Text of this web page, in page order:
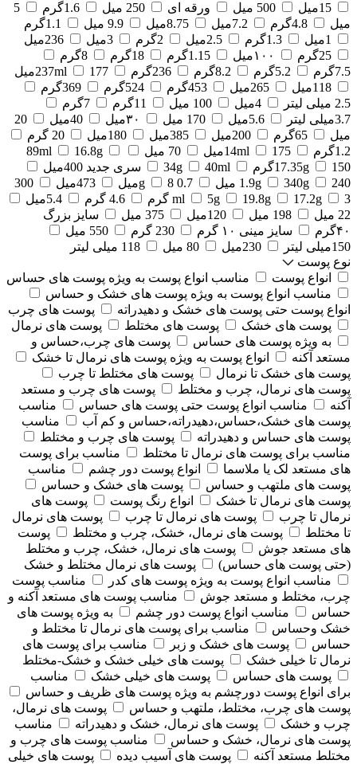
15میل
500 میل ورقه ای 250 میل 1.6گرم
5
میل
4.8گرم 7.2میل 8.75میل 9.9 میل
1.1گرم
1میل
1.3گرم 2.5میل 2گرم 3میل
236میل
25گرم
۱۰۰میل 1.15گرم 18گرم
8گرم
7.5گرم
5.2گرم 8.2گرم 236گرم 237ml
177میل
118میل
265میل 453گرم 524گرم
369گرم
2.5 میلی لیتر
4میل 100 میل 11گرم
7گرم
3.7میلی لیتر
5.6میل 170 میل ۳۰میل 40میل
20
میل
65گرم 200میل 385میل 180میل
20 گرم
1.2گرم
14ml 175میل 70 میل 89ml
16.8g
17.35g
150گرم 34g 40ml
سری جدید 400میل
1.9g
340g 240 میل 0.7 g 8میل 473میل
300
ml
5g 19.8g 17.2g 3 گرم 4.6 گرم
5.4میل
22 میل
198 میل 120میل 375 میل
سایز بزرگ
۴۰گرم
سایز مینی ۱۰ گرم 230 گرم
550 میل
150میلی لیتر
230میل 80 میل
118 میلی لیتر
نوع پوست
انواع پوست
مناسب انواع پوست به ویژه پوست های حساس
مناسب انواع پوست به ویژه پوست های خشک و حساس
انواع پوست حتی پوست های خشک و دهیدراته
پوست های چرب
پوست های خشک
پوست های مختلط
پوست های نرمال
به ویژه پوست های حساس
پوست های چرب،حساس و
مستعد آکنه
انواع پوست به ویژه پوست های نرمال تا خشک
پوست های خشک تا نرمال
پوست های مختلط تا چرب
پوست های نرمال، چرب و مختلط
پوست های چرب و مستعد
آکنه
مناسب انواع پوست حتی پوست های حساس
مناسب
پوست های خشک،حساس،دهیدراته،حساس و کم آب
مناسب
پوست های حساس و دهیدراته
پوست های چرب و مختلط
مناسب برای پوست های نرمال تا مختلط
مناسب برای پوست
های مستعد لک یا ملاسما
انواع پوست دور چشم
مناسب
پوست های ملتهب و حساس
پوست های خشک و حساس
پوست های نرمال تا خشک
انواع رنگ پوست
پوست های
نرمال تا چرب
پوست های نرمال تا چرب
پوست های نرمال
تا مختلط
پوست های نرمال، خشک، چرب و مختلط
پوست
های مستعد جوش
پوست های نرمال، خشک، چرب و مختلط
(حتی پوست های حساس)
پوست های نرمال مختلط و خشک
مناسب انواع پوست به ویژه پوست های کدر
مناسب پوست
چرب، مختلط و مستعد جوش
مناسب پوست های مستعد آکنه و
حساس
مناسب انواع پوست دور چشم
به ویژه پوست های
خشک وحساس
مناسب برای پوست های نرمال تا مختلط و
حساس
پوست های خشک و زبر
مناسب برای پوست های
نرمال تا خیلی خشک
پوست های خیلی خشک و خشک-مختلط
پوست های حساس
پوست های خیلی خشک
مناسب
برای انواع پوست دورچشم به ویژه پوست های ظریف و حساس
پوست های چرب، مختلط، ملتهب و حساس
پوست های نرمال،
چرب و خشک
پوست های نرمال، خشک و دهیدراته
مناسب
پوست های نرمال، خشک و حساس
مناسب پوست های چرب و
مختلط مستعد آکنه
پوست های آسیب دیده
پوست های خیلی